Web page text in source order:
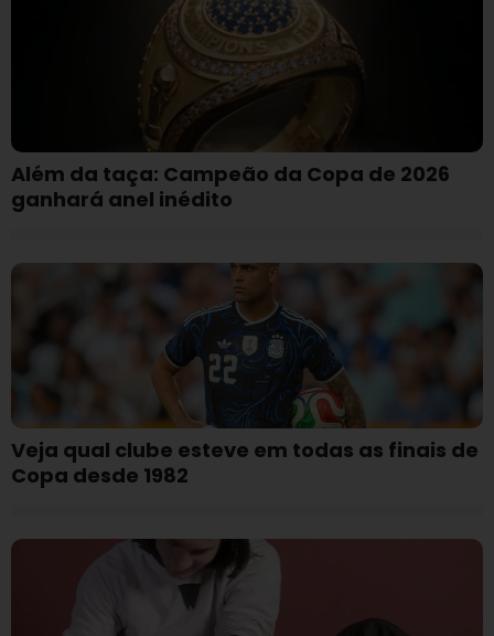
Além da taça: Campeão da Copa de 2026
ganhará anel inédito
Veja qual clube esteve em todas as finais de
Copa desde 1982